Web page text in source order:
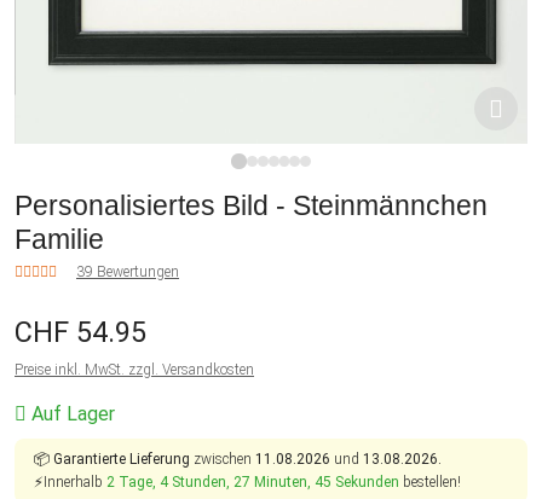
Personalisiertes Bild - Steinmännchen
Familie
39 Bewertungen
CHF 54.95
Preise inkl. MwSt. zzgl. Versandkosten
Auf Lager
📦 Garantierte Lieferung zwischen 11.08.2026 und 13.08.2026.
⚡Innerhalb 2 Tage, 4 Stunden, 27 Minuten, 45 Sekunden bestellen!